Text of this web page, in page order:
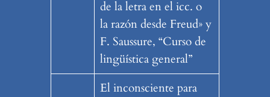
de la letra en el icc. o
la razón desde Freud» y
F. Saussure, “Curso de
lingüística general”
El inconsciente para